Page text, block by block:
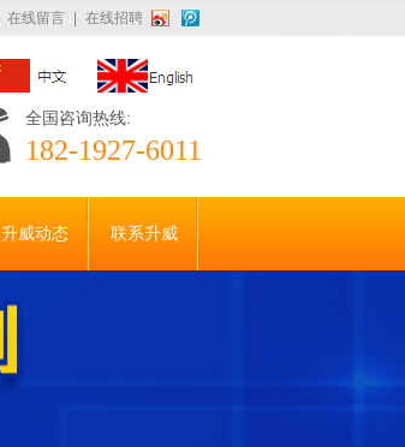
在线留言 在线招聘
全国咨询热线:
182-1927-6011
升威动态 联系升威